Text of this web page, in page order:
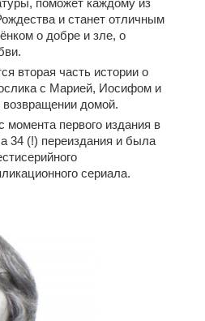
поможет каждому из
и станет отличным
о добре и зле, о
вторая часть истории о
с Марией, Иосифом и
домой.
момента первого издания в
34 (!) переиздания и была
сериала.